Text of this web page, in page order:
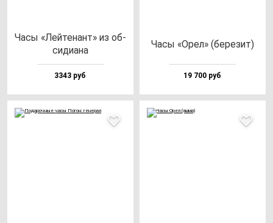
Часы «Лей­те­нант» из об­
си­ди­ана
3343 руб
Часы «Орел» (бе­ре­зит)
19 700 руб